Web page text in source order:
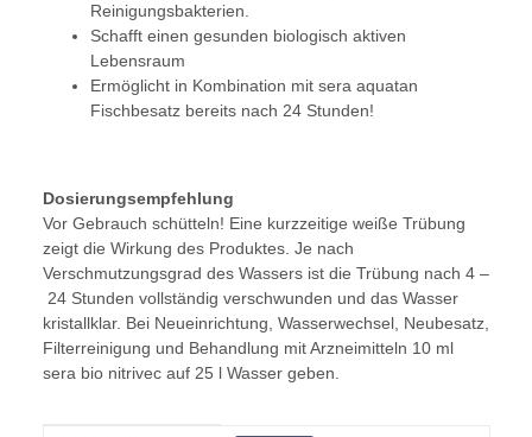
Reinigungsbakterien.
Schafft einen gesunden biologisch aktiven
Lebensraum
Ermöglicht in Kombination mit sera aquatan
Fischbesatz bereits nach 24 Stunden!
Dosierungsempfehlung
Vor Gebrauch schütteln! Eine kurzzeitige weiße Trübung
zeigt die Wirkung des Produktes. Je nach
Verschmutzungsgrad des Wassers ist die Trübung nach 4 –
24 Stunden vollständig verschwunden und das Wasser
kristallklar. Bei Neueinrichtung, Wasserwechsel, Neubesatz,
Filterreinigung und Behandlung mit Arzneimitteln 10 ml
sera bio nitrivec auf 25 l Wasser geben.